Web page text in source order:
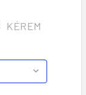
KÉREM